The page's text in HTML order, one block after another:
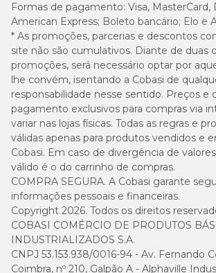
Formas de pagamento: Visa, MasterCard,
American Express; Boleto bancário; Elo e
* As promoções, parcerias e descontos
site não são cumulativos. Diante de duas
promoções, será necessário optar por
lhe convém, isentando a Cobasi de
responsabilidade nesse sentido. Preços e
pagamento exclusivos para compras via
variar nas lojas físicas. Todas as regras e
válidas apenas para produtos vendidos e
Cobasi. Em caso de divergência de
válido é o do carrinho de compras.
COMPRA SEGURA. A Cobasi garante
informações pessoais e financeiras.
Copyright 2026. Todos os direitos
COBASI COMÉRCIO DE PRODUTOS
INDUSTRIALIZADOS S.A.
CNPJ 53.153.938/0016-94 - Av. Fernando
Coimbra, nº 210, Galpão A - Alphaville